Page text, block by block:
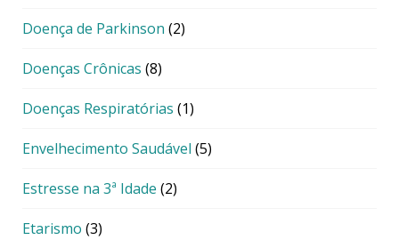
Doença de Parkinson (2)
Doenças Crônicas (8)
Doenças Respiratórias (1)
Envelhecimento Saudável (5)
Estresse na 3ª Idade (2)
Etarismo (3)